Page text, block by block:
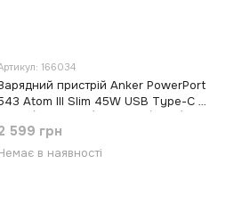
166034
пристрій Anker PowerPort
Atom III Slim 45W USB Type-C +
599 грн
в наявності